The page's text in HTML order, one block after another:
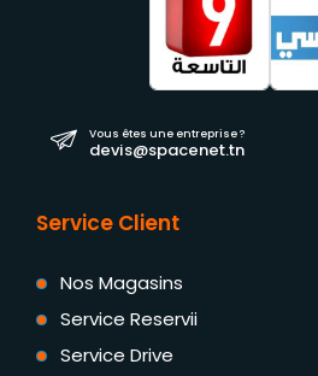
Vous êtes une entreprise ?
devis@spacenet.tn
Service Client
Nos Magasins
Service Reservii
Service Drive